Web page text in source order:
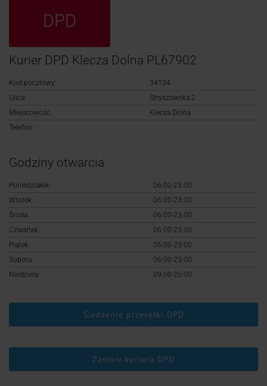
Logowanie
DPD
Kurier DPD Klecza Dolna PL67902
Kod pocztowy:
34124
Ulica:
Stryszowska 2
Miejscowość:
Klecza Dolna
Telefon:
Godziny otwarcia
Poniedziałek:
06:00-23:00
Wtorek:
06:00-23:00
Środa:
06:00-23:00
Czwartek:
06:00-23:00
Piątek:
06:00-23:00
Sobota:
06:00-23:00
Niedziela:
09:00-20:00
Śledzenie przesyłki DPD
Zamów kuriera DPD